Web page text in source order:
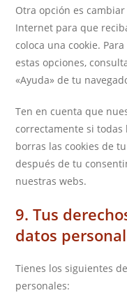
Otra opción es
Internet para que
coloca una cookie.
estas opciones,
«Ayuda» de tu
Ten en cuenta que
correctamente si todas
borras las cookies de
después de tu
nuestras webs.
9. Tus
datos
Tienes los siguientes
personales: